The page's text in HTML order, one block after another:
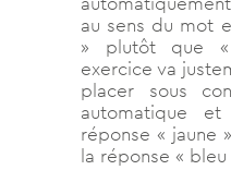
au sens du mot
» plutôt que
exercice va
placer sous
automatique
réponse « jaune
la réponse « bleu